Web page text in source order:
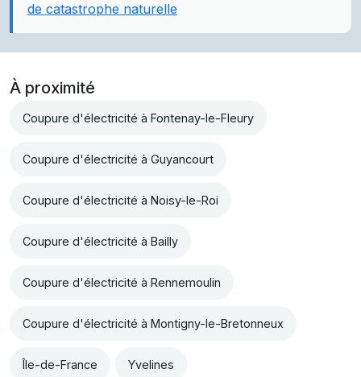
de catastrophe naturelle
À proximité
Coupure d'électricité à Fontenay-le-Fleury
Coupure d'électricité à Guyancourt
Coupure d'électricité à Noisy-le-Roi
Coupure d'électricité à Bailly
Coupure d'électricité à Rennemoulin
Coupure d'électricité à Montigny-le-Bretonneux
Île-de-France Yvelines